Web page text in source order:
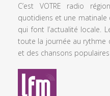
C’est VOTRE radio
quotidiens et une matinale
qui font l’actualité locale.
toute la journée au rythme
et des chansons populaires